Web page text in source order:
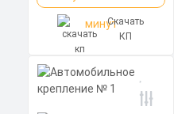
минутСкачать
КП